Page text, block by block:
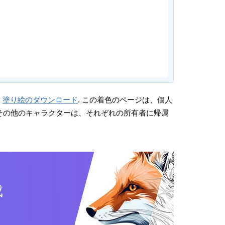
塗り絵のダウンロード. この着色のページは、個人
他のキャラクターは、それぞれの所有者に帰属